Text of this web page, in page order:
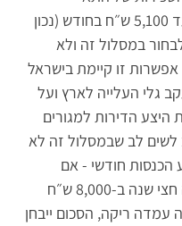
המשפחתי הן עד 5,100 ש״ח בחודש (נכון
לבחור במסלול זה ולא
זו קיימת בישראל
מ-1990 עקב גלי העלייה לארץ ועל
היצע הדירות למגורים
לב שבמסלול זה לא
חודשי - אם
הדירה הושכרה חצי שנה ב-8,000 ש״ח
עמדה ריקה, הסכום ייבחן